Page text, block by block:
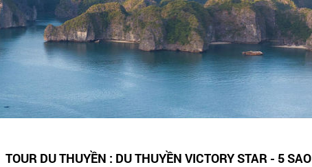
TOUR DU THUYỀN : DU THUYỀN VICTORY STAR - 5 SAO